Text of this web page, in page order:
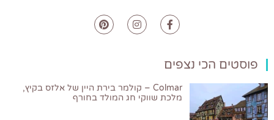
פוסטים הכי נצפים
Colmar – קולמר בירת היין של אלזס בקיץ,
מלכת שווקי חג המולד בחורף